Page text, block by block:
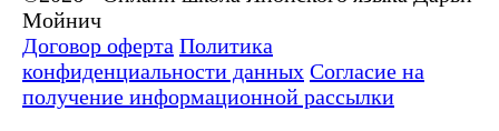
Мойнич
Договор оферта Политика
конфиденциальности данных Согласие на
получение информационной рассылки